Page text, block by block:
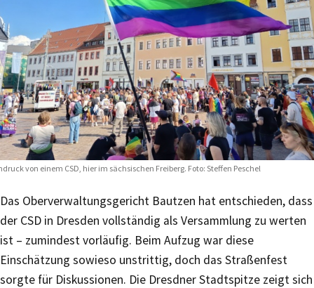
von einem CSD, hier im sächsischen Freiberg. Foto: Steffen Peschel
Das Oberverwaltungsgericht Bautzen hat entschieden, dass
der CSD in Dresden vollständig als Versammlung zu werten
ist – zumindest vorläufig. Beim Aufzug war diese
Einschätzung sowieso unstrittig, doch das Straßenfest
sorgte für Diskussionen. Die Dresdner Stadtspitze zeigt sich